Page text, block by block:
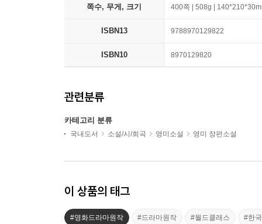
쪽수, 무게, 크기 400쪽 | 508g |
ISBN13 9788970129822
ISBN10 8970129820
관련분류
카테고리 분류
국내도서 소설/시/희곡 영미소설 영미 장편소설
이 상품의 태그
#영화드라마원작 #드라마원작 #월드클래스 #한